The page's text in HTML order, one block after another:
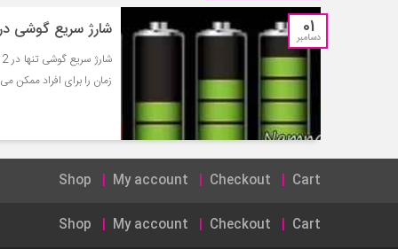
01
دسامبر شارژ سریع گوشی در ۶۰
زمان را برای افراد ممکن
Cart
Checkout
My account
Shop
Cart
Checkout
My account
Shop